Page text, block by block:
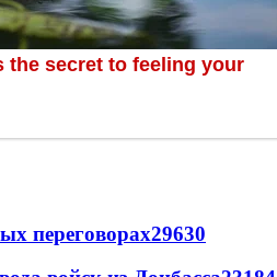
переговорах29630